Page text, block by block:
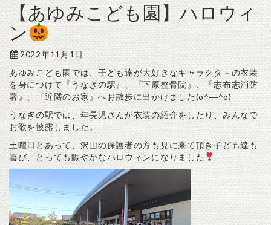
【あゆみこども園】ハロウィ
ン
2022年11月1日
あゆみこども園では、子ども達が大好きなキャラクタ－の衣装
を身につけて『うなぎの駅』、『下原整骨院』、『志布志消防
署』、『近隣のお家』へお散歩に出かけました(o^―^o)
うなぎの駅では、年長児さんが衣装の紹介をしたり、みんなで
お歌を披露しました。
土曜日とあって、沢山の保護者の方も見に来て頂き子ども達も
喜び、とっても賑やかなハロウィンになりました